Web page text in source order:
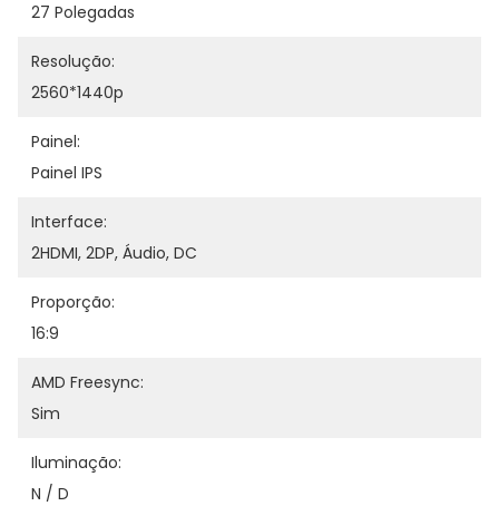
27 Polegadas
Resolução:
2560*1440p
Painel:
Painel IPS
Interface:
2HDMI, 2DP, Áudio, DC
Proporção:
16:9
AMD Freesync:
Sim
Iluminação:
N / D